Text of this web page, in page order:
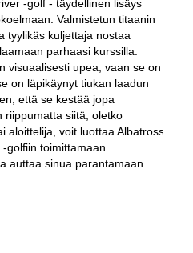
-golf - täydellinen lisäys
Valmistetun titaanin
tyylikäs kuljettaja nostaa
parhaasi kurssilla.
visuaalisesti upea, vaan se on
on läpikäynyt tiukan laadun
että se kestää jopa
riippumatta siitä, oletko
aloittelija, voit luottaa Albatross
golfiin toimittamaan
auttaa sinua parantamaan